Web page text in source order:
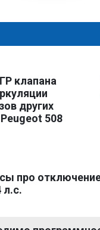
клапана
других
508
про
л.с.